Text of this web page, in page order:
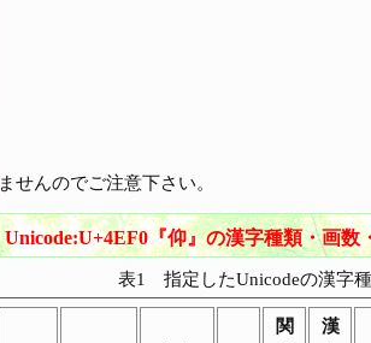
ませんのでご注意下さい。
Unicode:U+4EF0『仰』の漢字種類・画数
表1 指定したUnicodeの漢字
関
漢